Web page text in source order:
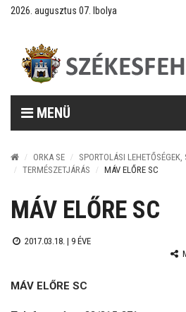
2026. augusztus 07. Ibolya
MENÜ
ORKA SE
SPORTOLÁSI LEHETŐSÉGEK,
TERMÉSZETJÁRÁS
MÁV ELŐRE SC
MÁV ELŐRE SC
2017.03.18. | 9 ÉVE
MÁV ELŐRE SC